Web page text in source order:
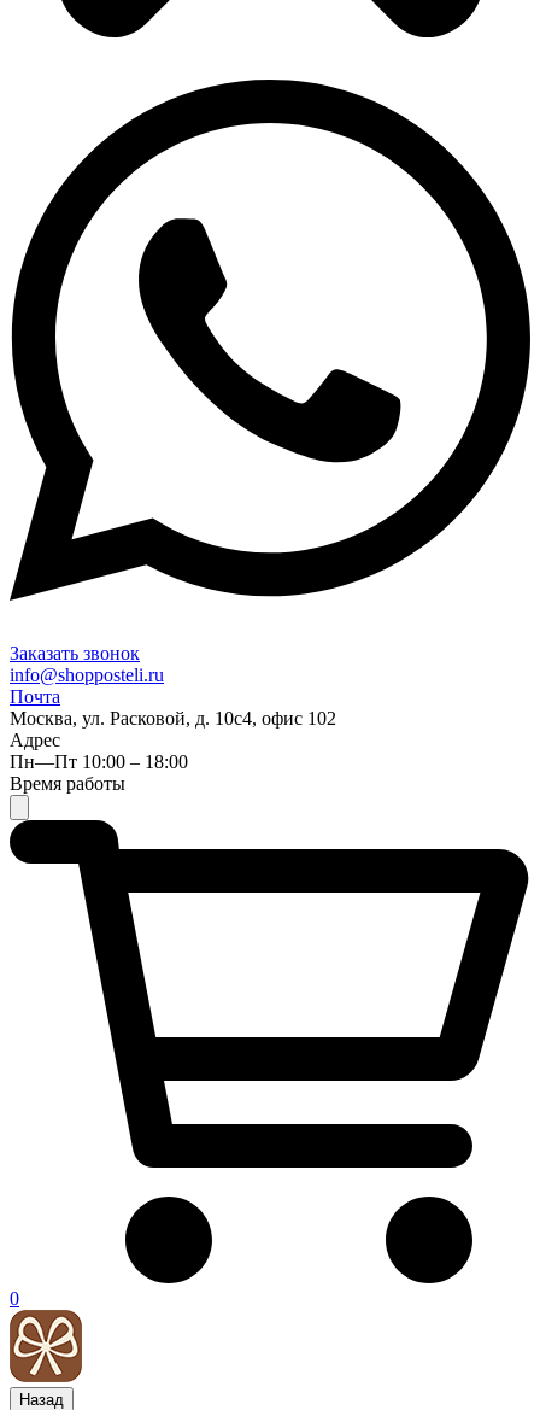
Заказать звонок
info@shopposteli.ru
Почта
Москва, ул. Расковой, д. 10с4, офис 102
Адрес
Пн—Пт 10:00 – 18:00
Время работы
0
Назад